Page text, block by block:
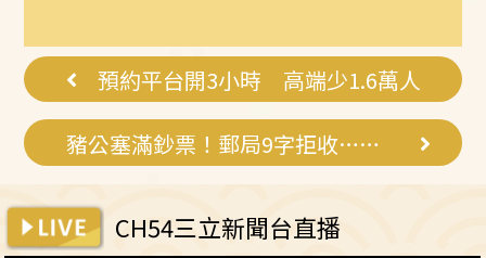
囊，瘦出...
在不嫌晚...
預約平台開3小時 高端少1.6萬人
豬公塞滿鈔票！郵局9字拒收…網氣炸
CH54三立新聞台直播